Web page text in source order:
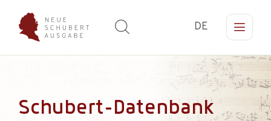
DE
Schubert-Datenbank